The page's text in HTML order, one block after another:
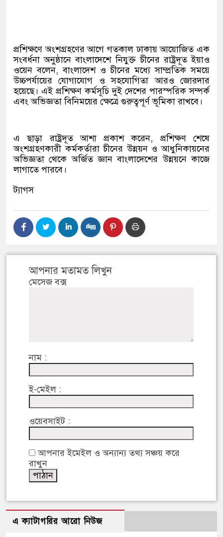
প্রশিক্ষণে অংশগ্রহণের আগে গতকাল ঢাকায় আয়োজিত এক
সংবর্ধনা অনুষ্ঠানে বাংলাদেশে নিযুক্ত চীনের রাষ্ট্রদূত ইয়াও
ওয়েন বলেন, বাংলাদেশ ও চীনের মধ্যে সাম্প্রতিক সময়ে
উচ্চপর্যায়ের যোগাযোগ ও সহযোগিতা আরও জোরদার
হয়েছে। এই প্রশিক্ষণ কর্মসূচি দুই দেশের পারস্পরিক সম্পর্ক
এবং অভিজ্ঞতা বিনিময়ের ক্ষেত্রে গুরুত্বপূর্ণ ভূমিকা রাখবে।
এ ছাড়া রাষ্ট্রদূত আশা প্রকাশ করেন, প্রশিক্ষণ শেষে
অংশগ্রহণকারী কর্মকর্তারা চীনের উন্নয়ন ও আধুনিকায়নের
অভিজ্ঞতা থেকে অর্জিত জ্ঞান বাংলাদেশের উন্নয়নে কাজে
লাগাতে পারবে।
ট্যাগস
আপনার মতামত লিখুন
মেসেজ বক্স
নাম :
ই-মেইল :
ওয়েবসাইট :
আপনার ইমেইল ও অন্যান্য তথ্য সঞ্চয় করে
রাখুন
এ ক্যাটাগরির আরো নিউজ